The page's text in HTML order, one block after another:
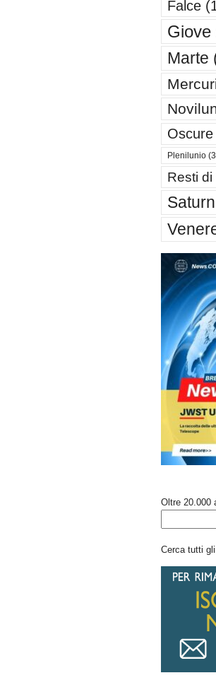
Falce
Giove
Marte
Oscure
Plenilunio
Resti
Oltre 20.000
Cerca tutti